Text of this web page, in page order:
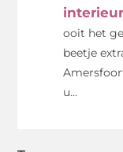
ooit het
beetje
u...